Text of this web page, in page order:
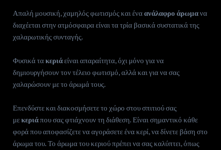
Απαλή μουσική, χαμηλός φωτισμός και έναανάλαφρο άρωμανα
διαχέεται στην ατμόσφαιρα είναι τα τρία βασικά συστατικά της
χαλαρωτικής συνταγής.
Φυσικά τακεριάείναι απαραίτητα, όχι μόνο για να
δημιουργήσουν τον τέλειο φωτισμό, αλλά και για να σας
χαλαρώσουν με το άρωμά τους.
Επενδύστε και διακοσμήσετε το χώρο στου σπιτιού σας
μεκεριάπου σας φτιάχνουν τη διάθεση. Είναι σημαντικό κάθε
φορά που αποφασίζετε να αγοράσετε ένα κερί, να δίνετε βάση στο
άρωμα του. Το άρωμα του κεριού πρέπει να σας καλύπτει, όπως